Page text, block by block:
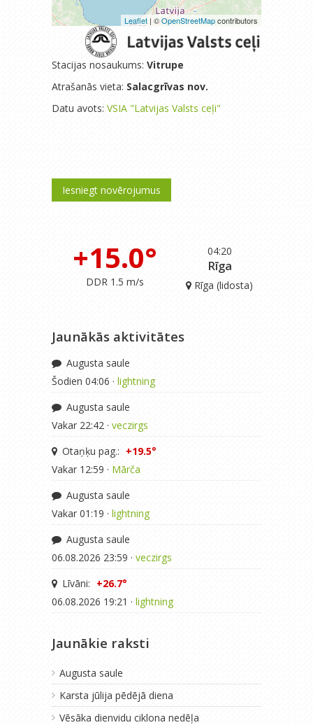
Leaflet | ©OpenStreetMapcontributors
Stacijas nosaukums: Vitrupe
Atrašanās vieta: Salacgrīvas nov.
Datu avots: VSIA "Latvijas Valsts ceļi"
Iesniegt novērojumus
04:20
+15.0°
DDR 1.5 m/s
Rīga
Rīga (lidosta)
Jaunākās aktivitātes
Augusta saule
Šodien 04:06 · lightning
Augusta saule
Vakar 22:42 · veczirgs
Otaņķu pag.: +19.5°
Vakar 12:59 · Mārča
Augusta saule
Vakar 01:19 · lightning
Augusta saule
06.08.2026 23:59 · veczirgs
Līvāni: +26.7°
06.08.2026 19:21 · lightning
Jaunākie raksti
Augusta saule
Karsta jūlija pēdējā diena
Vēsāka dienvidu ciklona nedēļa